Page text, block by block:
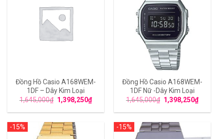
Đồng Hồ Casio A168WEM-
1DF – Dây Kim Loại
1,645,000₫ 1,398,250₫
Đồng Hồ Casio A168WEM-
1DF Nữ -Dây Kim Loại
1,645,000₫ 1,398,250₫
-15% -15%